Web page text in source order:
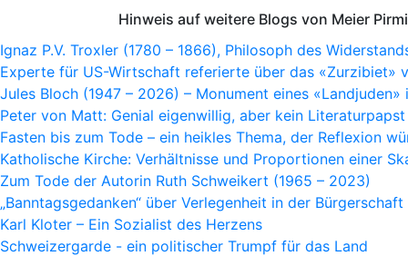
Hinweis auf weitere Blogs von Meier
Ignaz P.V. Troxler (1780 – 1866), Philosoph des
Experte für US-Wirtschaft referierte über das «Zurzibiet»
Jules Bloch (1947 – 2026) – Monument eines
Peter von Matt: Genial eigenwillig, aber kein Literaturpapst
Fasten bis zum Tode – ein heikles Thema, der Reflexion
Katholische Kirche: Verhältnisse und Proportionen einer
Zum Tode der Autorin Ruth Schweikert (1965 – 2023)
„Banntagsgedanken“ über Verlegenheit in der Bürgerschaft
Karl Kloter – Ein Sozialist des Herzens
Schweizergarde - ein politischer Trumpf für das Land